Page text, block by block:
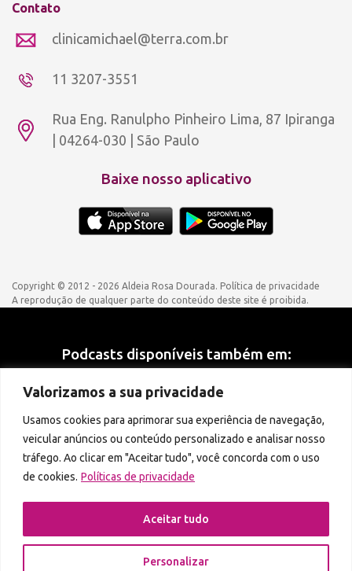
Valorizamos a sua privacidade
Usamos cookies para aprimorar sua experiência de navegação,
veicular anúncios ou conteúdo personalizado e analisar nosso
tráfego. Ao clicar em "Aceitar tudo", você concorda com o uso
de cookies. Políticas de privacidade
Personalizar
Aceitar tudo
Contato
clinicamichael@terra.com.br
11 3207-3551
Rua Eng. Ranulpho Pinheiro Lima, 87 Ipiranga
| 04264-030 | São Paulo
Baixe nosso aplicativo
Copyright © 2012 - 2026 Aldeia Rosa Dourada. Política de privacidade
A reprodução de qualquer parte do conteúdo deste site é proibida.
Podcasts disponíveis também em: